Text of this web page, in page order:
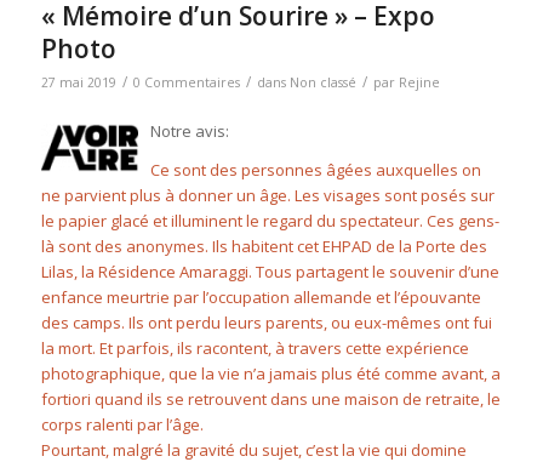
« Mémoire d’un Sourire » – Expo
Photo
27 mai 2019 / 0 Commentaires / dans Non classé / par Rejine
Notre avis:
Ce sont des personnes âgées auxquelles on
ne parvient plus à donner un âge. Les visages sont posés sur
le papier glacé et illuminent le regard du spectateur. Ces gens-
là sont des anonymes. Ils habitent cet EHPAD de la Porte des
Lilas, la Résidence Amaraggi. Tous partagent le souvenir d’une
enfance meurtrie par l’occupation allemande et l’épouvante
des camps. Ils ont perdu leurs parents, ou eux-mêmes ont fui
la mort. Et parfois, ils racontent, à travers cette expérience
photographique, que la vie n’a jamais plus été comme avant, a
fortiori quand ils se retrouvent dans une maison de retraite, le
corps ralenti par l’âge.
Pourtant, malgré la gravité du sujet, c’est la vie qui domine